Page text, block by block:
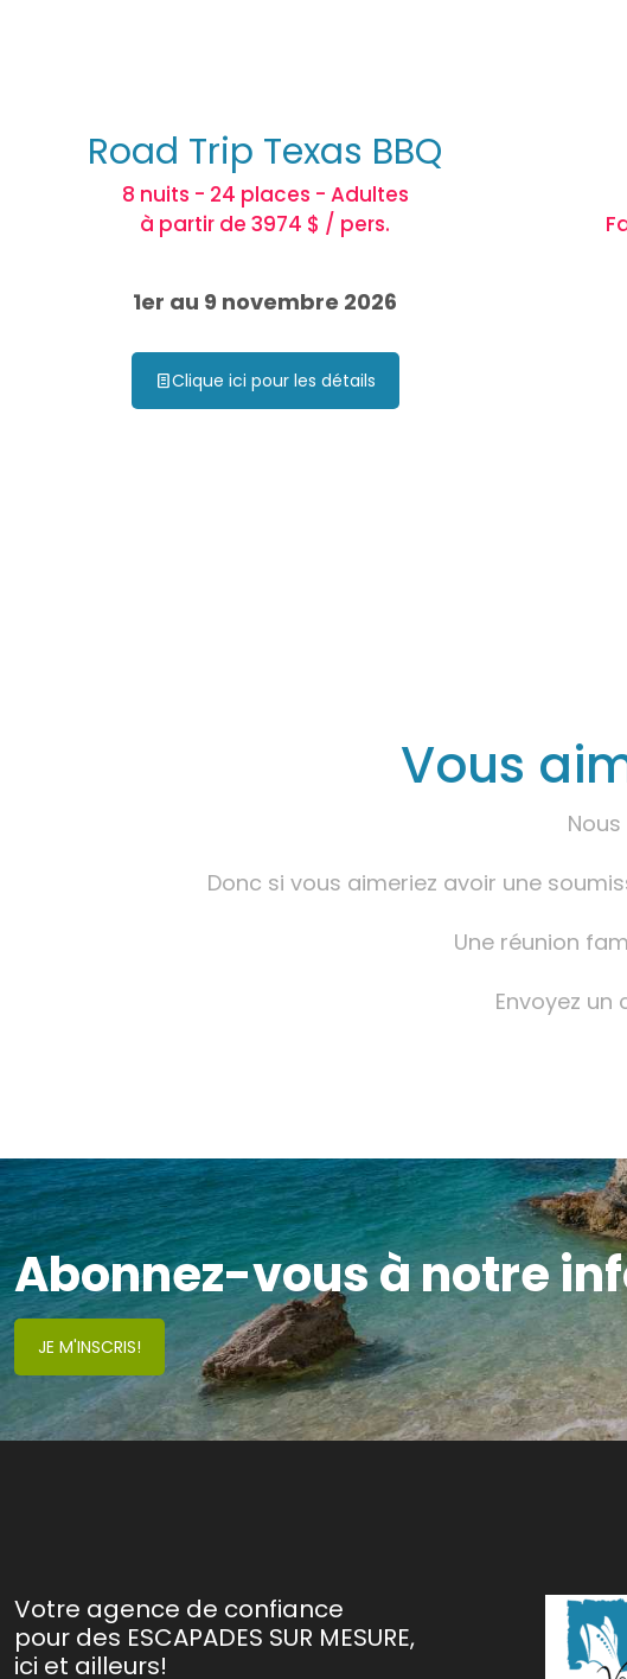
Road Trip Texas BBQ
8 nuits - 24 places - Adultes
à partir de 3974 $ / pers.
1er au 9 novembre 2026
Clique ici pour les détails
Vous
Donc si vous aimeriez avoir une
Une réunion
Envoyez un
Abonnez-vous à notre
JE M'INSCRIS!
Votre agence de confiance
pour des ESCAPADES SUR MESURE,
ici et ailleurs!